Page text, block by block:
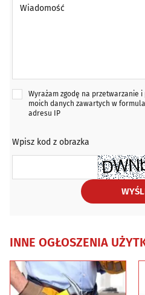
Wyrażam zgodę na przetwarzanie
moich danych zawartych w
adresu IP
Wpisz kod z obrazka
INNE OGŁOSZENIA